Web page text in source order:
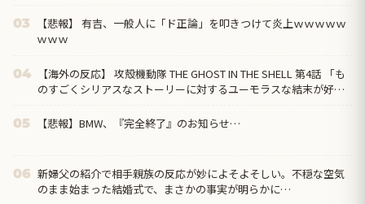
03
【悲報】 有吉、一般人に「ド正論」を叩きつけて炎上ｗｗｗｗｗ
ｗｗｗ
04
【海外の反応】 攻殻機動隊 THE GHOST IN THE SHELL 第4話 「も
のすごくシリアスなストーリーに対するユーモラスな結末が好
05 【悲報】BMW、『完全終了』のお知らせ…
06 新婦父の紹介で相手親族の反応が妙によそよそしい。不穏な空気
のまま始まった結婚式で、まさかの事実が明らかに…